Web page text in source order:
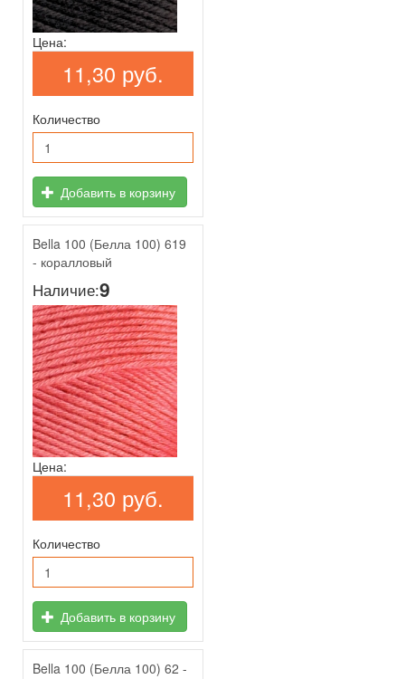
Цена:
11,30 руб.
Количество
Добавить в корзину
Bella 100 (Белла 100) 619
- коралловый
Наличие:9
Цена:
11,30 руб.
Количество
Добавить в корзину
Bella 100 (Белла 100) 62 -